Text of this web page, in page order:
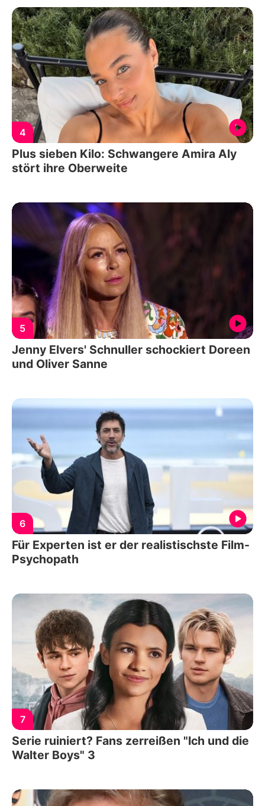
4
Plus sieben Kilo: Schwangere Amira Aly
stört ihre Oberweite
5
Jenny Elvers' Schnuller schockiert Doreen
und Oliver Sanne
6
Für Experten ist er der realistischste Film-
Psychopath
7
Serie ruiniert? Fans zerreißen "Ich und die
Walter Boys" 3